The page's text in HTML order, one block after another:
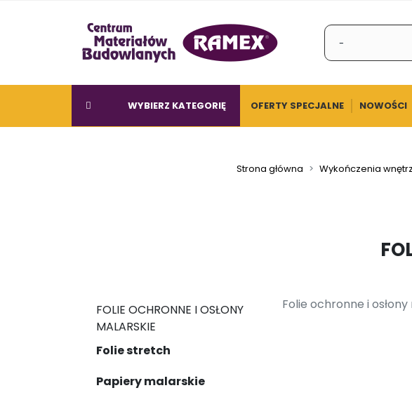
WYBIERZ KATEGORIĘ OFERTY SPECJALNE NOWOŚCI
Strona główna Wykończenia wnętrz
FOLIE OCHRONNE I OSŁONY
MALARSKIE
Folie stretch
Papiery malarskie
Folie ochronne i